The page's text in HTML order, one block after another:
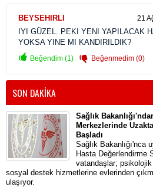
BEYSEHIRLI 21
IYI GÜZEL. PEKI YENI YAPILACAK
YOKSA YINE MI KANDIRILDIK?
Beğendim (1) Beğenmedim (0)
SON DAKİKA
Sağlık
Merkezlerinde
Başladı
Sağlık Bakanlığı'nca
Hasta Değerlendirme
vatandaşlar;
sosyal destek hizmetlerine evlerinden
ulaşıyor.